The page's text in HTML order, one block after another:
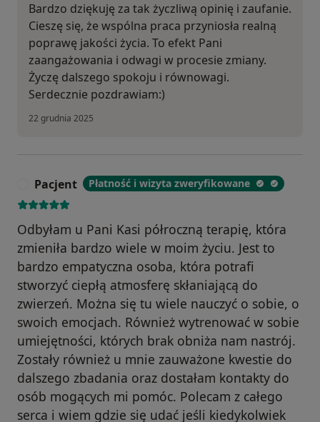
Bardzo dziękuję za tak życzliwą opinię i zaufanie.
Cieszę się, że wspólna praca przyniosła realną
poprawę jakości życia. To efekt Pani
zaangażowania i odwagi w procesie zmiany.
Życzę dalszego spokoju i równowagi.
Serdecznie pozdrawiam:)
22 grudnia 2025
Pacjent Płatność i wizyta zweryfikowane
Odbyłam u Pani Kasi półroczną terapię, która
zmieniła bardzo wiele w moim życiu. Jest to
bardzo empatyczna osoba, która potrafi
stworzyć ciepłą atmosferę skłaniającą do
zwierzeń. Można się tu wiele nauczyć o sobie, o
swoich emocjach. Również wytrenować w sobie
umiejętności, których brak obniża nam nastrój.
Zostały również u mnie zauważone kwestie do
dalszego zbadania oraz dostałam kontakty do
osób mogących mi pomóc. Polecam z całego
serca i wiem gdzie się udać jeśli kiedykolwiek